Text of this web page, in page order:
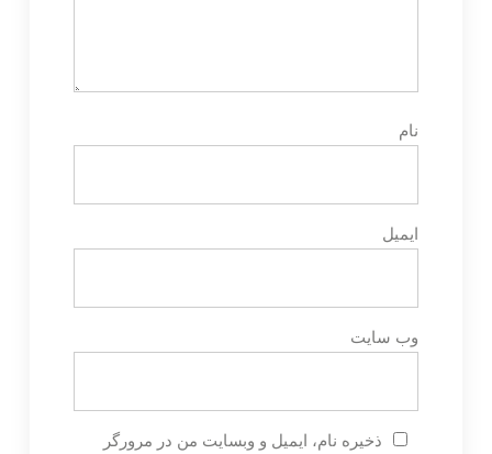
نام
ایمیل
وب‌ سایت
ذخیره نام، ایمیل و وبسایت من در مرورگر